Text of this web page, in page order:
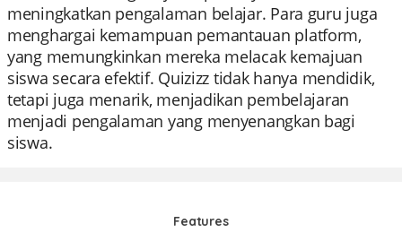
meningkatkan pengalaman belajar. Para guru juga
menghargai kemampuan pemantauan platform,
yang memungkinkan mereka melacak kemajuan
siswa secara efektif. Quizizz tidak hanya mendidik,
tetapi juga menarik, menjadikan pembelajaran
menjadi pengalaman yang menyenangkan bagi
siswa.
Features